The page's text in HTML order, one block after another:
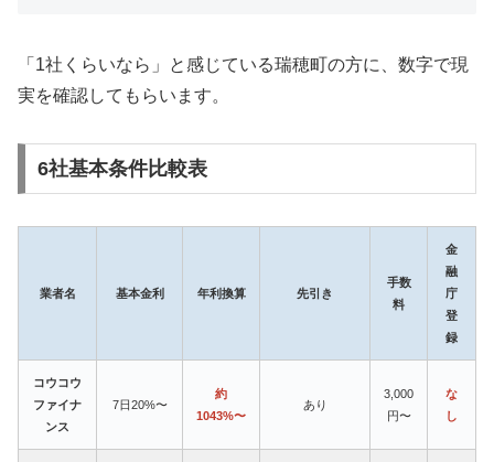
「1社くらいなら」と感じている瑞穂町の方に、数字で現
実を確認してもらいます。
6社基本条件比較表
業者名 基本金利 年利換算 先引き
手数
料
金
融
庁
登
録
コウコウ
ファイナ
ンス
7日20%〜
約
1043%〜
あり
3,000
円〜
な
し